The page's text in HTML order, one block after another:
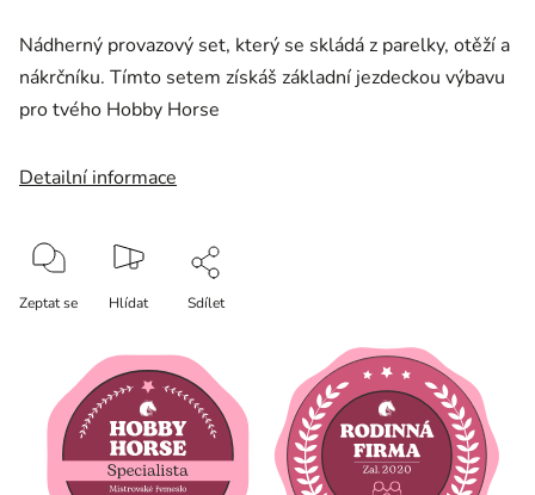
Nádherný provazový set, který se skládá z parelky, otěží a
nákrčníku. Tímto setem získáš základní jezdeckou výbavu
pro tvého Hobby Horse
Detailní informace
Zeptat se Hlídat Sdílet